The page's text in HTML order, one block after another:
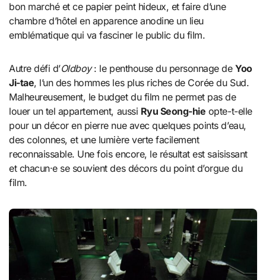
bon marché et ce papier peint hideux, et faire d’une
chambre d’hôtel en apparence anodine un lieu
emblématique qui va fasciner le public du film.
Autre défi d’Oldboy: le penthouse du personnage deYoo
Ji-tae, l’un des hommes les plus riches de Corée du Sud.
Malheureusement, le budget du film ne permet pas de
louer un tel appartement, aussi Ryu Seong-hie opte-t-elle
pour un décor en pierre nue avec quelques points d’eau,
des colonnes, et une lumière verte facilement
reconnaissable. Une fois encore, le résultat est saisissant
et chacun·e se souvient des décors du point d’orgue du
film.